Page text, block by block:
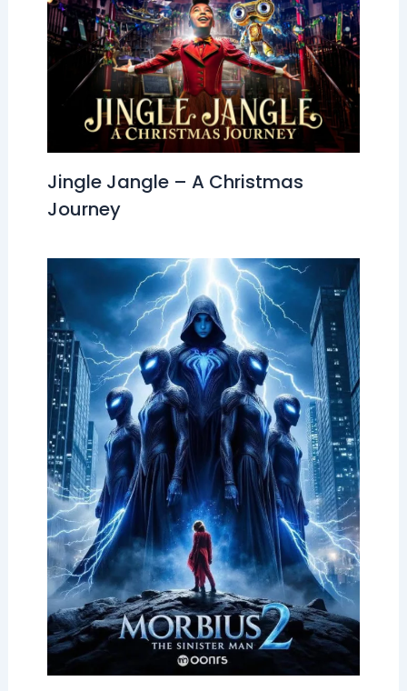
Jingle Jangle – A Christmas
Journey